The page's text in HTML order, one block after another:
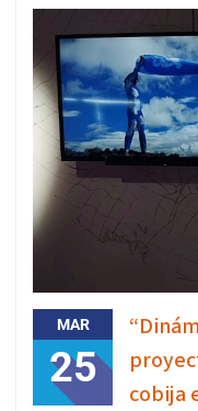
MAR
25
cobija